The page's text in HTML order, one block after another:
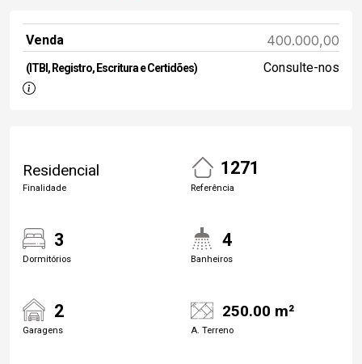
Venda 400.000,00
(ITBI, Registro, Escritura e Certidões) Consulte-nos
Residencial
Finalidade
1271
Referência
3
Dormitórios
4
Banheiros
2
Garagens
250.00 m²
A. Terreno